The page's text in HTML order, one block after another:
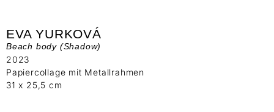
EVA YURKOVÁ
Beach body (Shadow)
2023
Papiercollage mit Metallrahmen
31 x 25,5 cm